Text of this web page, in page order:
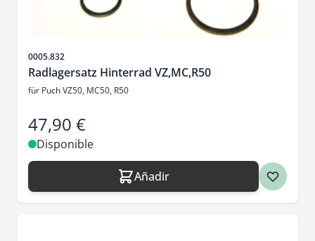
SKU
0005.832
Radlagersatz Hinterrad VZ,MC,R50
für Puch VZ50, MC50, R50
47,90 €
Disponible
Añadir